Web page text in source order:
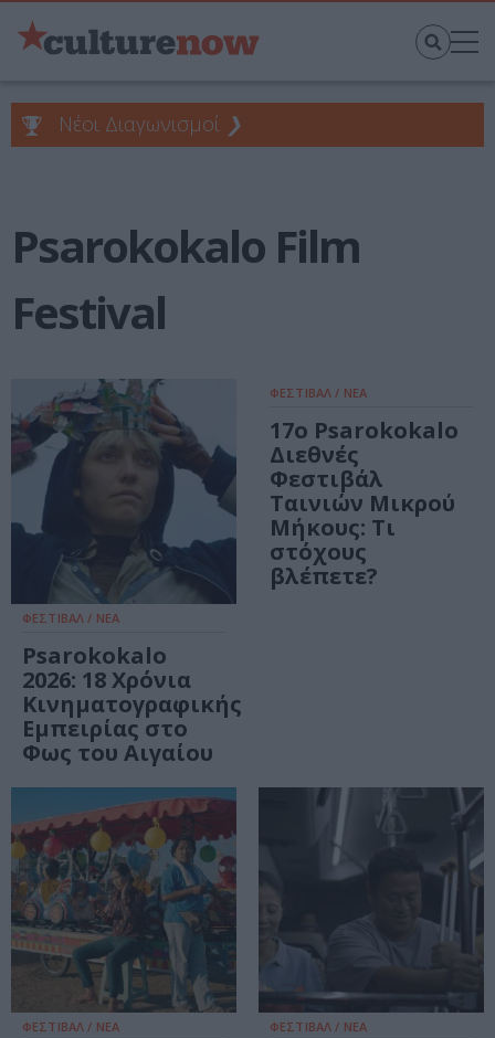
Νέοι Διαγωνισμοί ❯
Psarokokalo Film
Festival
ΦΕΣΤΙΒΑΛ / ΝΕΑ
Psarokokalo
2026: 18 Χρόνια
Κινηματογραφικής
Εμπειρίας στο
Φως του Αιγαίου
ΦΕΣΤΙΒΑΛ / ΝΕΑ
17ο Psarokokalo
Διεθνές
Φεστιβάλ
Ταινιών Μικρού
Μήκους: Τι
στόχους
βλέπετε?
ΦΕΣΤΙΒΑΛ / ΝΕΑ ΦΕΣΤΙΒΑΛ / ΝΕΑ